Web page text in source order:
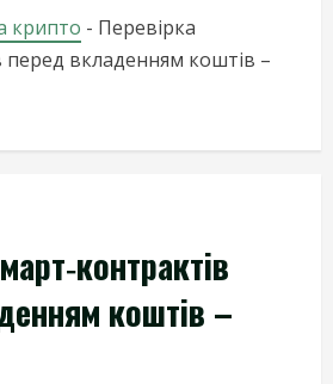
крипто - Перевірка
перед вкладенням коштів –
коштів –